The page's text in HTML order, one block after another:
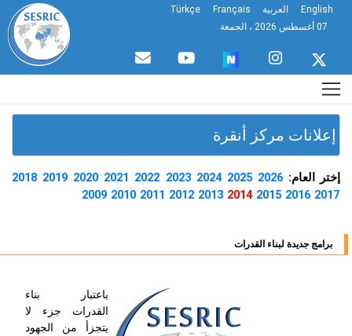
English العربية Français
Türkçe
إعلانات مركز أنقرة
إختر العام:2026
2025
2024
2023
2022
2021
2020
2019
2018
2017
2016
2015
2014
2013
2012
2011
2010
2009
برامج جديدة لبناء القدرات
باعتبار بناء
القدرات جزء لا
يتجزأ من الجهود